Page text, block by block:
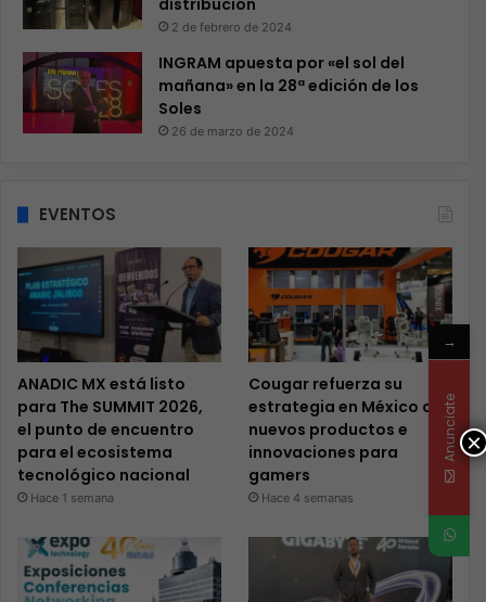
distribución
2 de febrero de 2024
INGRAM apuesta por «el sol del
mañana» en la 28ª edición de los
Soles
26 de marzo de 2024
EVENTOS
ANADIC MX está listo
para The SUMMIT 2026,
el punto de encuentro
para el ecosistema
tecnológico nacional
Hace 1 semana
Cougar refuerza su
estrategia en México con
nuevos productos e
innovaciones para
gamers
Hace 4 semanas
×
→
Anunciate